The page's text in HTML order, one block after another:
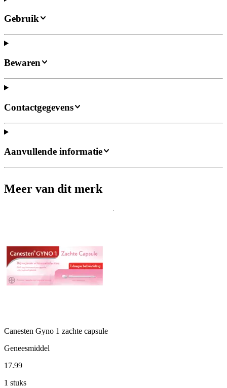
Gebruik
Bewaren
Contactgegevens
Aanvullende informatie
Meer van dit merk
Canesten Gyno 1 zachte capsule
Geneesmiddel
17.99
1 stuks